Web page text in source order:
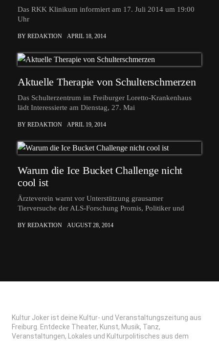
Das RKK Klinikum informiert am 17. Juli 2014 um 19:00
Uhr
BY REDAKTION APRIL 18, 2014
Aktuelle Therapie von Schulterschmerzen
Das Schulterzentrum im Freiburger Loretto-Krankenhaus
lädt Interessierte am Dienstag, 27. Mai
BY REDAKTION APRIL 19, 2014
Warum die Ice Bucket Challenge nicht
cool ist
Ärzteverein warnt vor Unterstützung grausamer
Tierversuche der ALS-Forschung Promis, Politiker und
BY REDAKTION AUGUST 28, 2014
Kultur Joker ist deine Kultur- und Veranstaltungszeitung aus
Freiburg. Entdecke Theater, Kunst, Musik, Tanz,
Veranstaltungen, Lokales und Kulturpolitisches aus dem